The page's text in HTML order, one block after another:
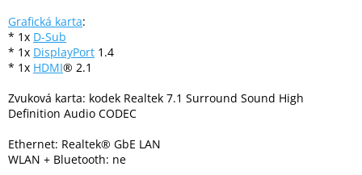
TONERY
A
CARTRIDGE
OEM
počítačů
Inpraise
Kamerové
systémy
MILESIGHT
Grafická karta:
* 1x D-Sub
* 1x DisplayPort 1.4
* 1x HDMI® 2.1
Zvuková karta: kodek Realtek 7.1 Surround Sound High
Definition Audio CODEC
Ethernet: Realtek® GbE LAN
WLAN + Bluetooth: ne